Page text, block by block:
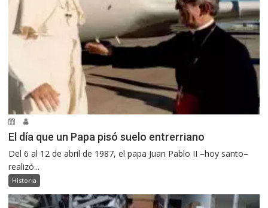
El día que un Papa pisó suelo entrerriano
Del 6 al 12 de abril de 1987, el papa Juan Pablo II –hoy santo–
realizó...
Historia